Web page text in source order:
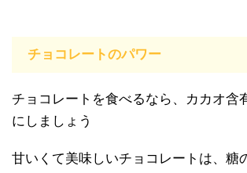
チョコレートのパワー
チョコレートを食べるなら、カカオ含
にしましょう
甘いくて美味しいチョコレートは、糖